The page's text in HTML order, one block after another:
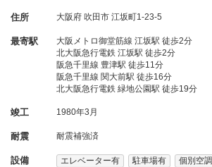
住所 大阪府 吹田市 江坂町1-23-5
最寄駅
大阪メトロ御堂筋線 江坂駅 徒歩2分
北大阪急行電鉄 江坂駅 徒歩2分
阪急千里線 豊津駅 徒歩11分
阪急千里線 関大前駅 徒歩16分
北大阪急行電鉄 緑地公園駅 徒歩19分
竣工 1980年3月
耐震 耐震補強済
設備 エレベーター有 駐車場有 個別空調